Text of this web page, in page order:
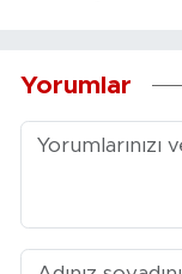
Yorumlar